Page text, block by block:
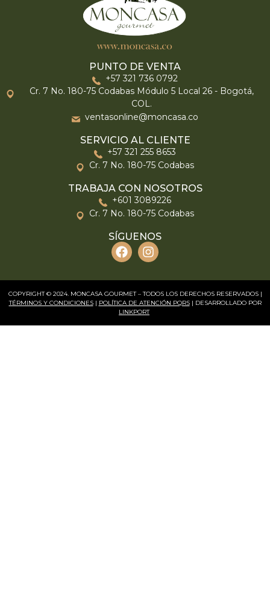
PUNTO DE VENTA
+57 321 736 0792
Cr. 7 No. 180-75 Codabas Módulo 5 Local 26 - Bogotá,
COL.
ventasonline@moncasa.co
SERVICIO AL CLIENTE
+57 321 255 8653
Cr. 7 No. 180-75 Codabas
TRABAJA CON NOSOTROS
+601 3089226
Cr. 7 No. 180-75 Codabas
SÍGUENOS
COPYRIGHT © 2024. MONCASA GOURMET – TODOS LOS DERECHOS RESERVADOS |
TÉRMINOS Y CONDICIONES| POLÍTICA DE ATENCIÓN PQRS| DESARROLLADO POR
LINKPORT